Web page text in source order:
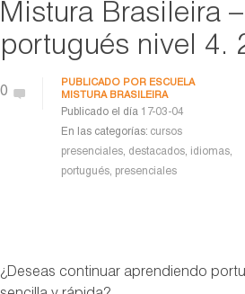
Mistura Brasileira
portugués nivel 4.
0
PUBLICADO POR ESCUELA
MISTURA BRASILEIRA
Publicado el día 17-03-04
En las categorías: cursos
presenciales, destacados, idiomas,
portugués, presenciales
¿Deseas continuar aprendiendo